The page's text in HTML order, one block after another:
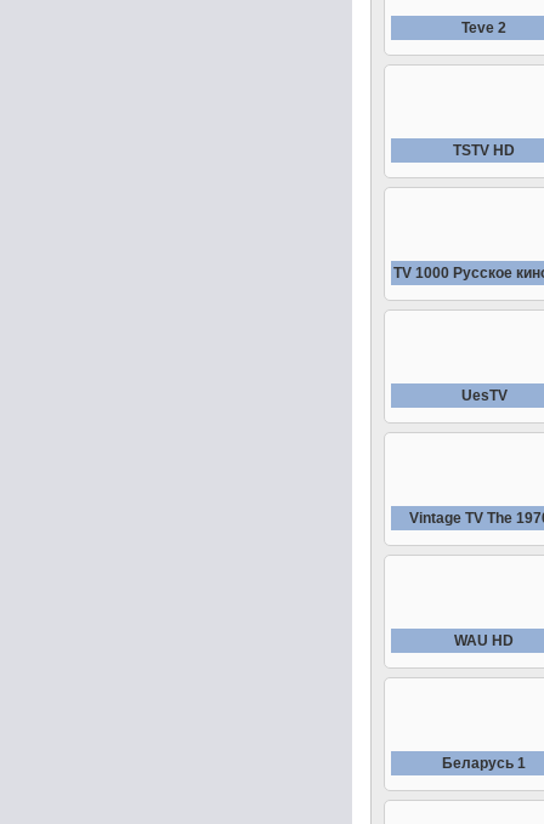
Teve 2
TSTV HD
TV 1000 Русское
UesTV
Vintage TV The
WAU HD
Беларусь 1